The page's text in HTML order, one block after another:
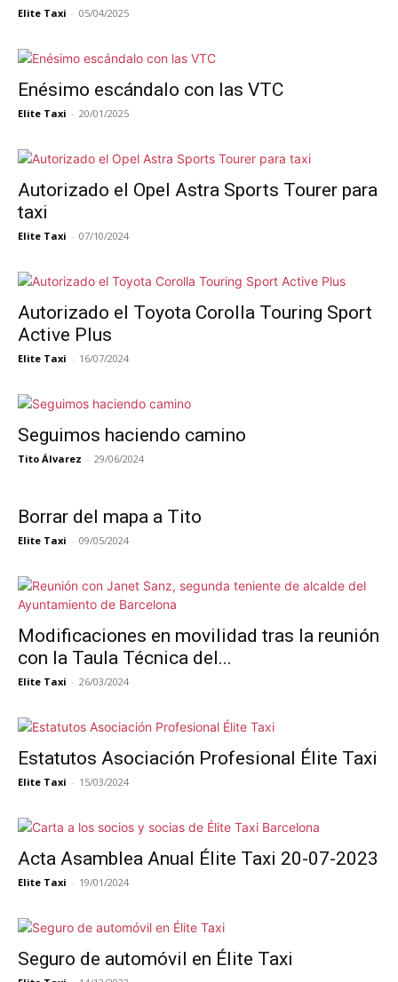
Elite Taxi - 05/04/2025
Enésimo escándalo con las VTC
Elite Taxi - 20/01/2025
Autorizado el Opel Astra Sports Tourer para
taxi
Elite Taxi - 07/10/2024
Autorizado el Toyota Corolla Touring Sport
Active Plus
Elite Taxi - 16/07/2024
Seguimos haciendo camino
Tito Álvarez - 29/06/2024
Borrar del mapa a Tito
Elite Taxi - 09/05/2024
Modificaciones en movilidad tras la reunión
con la Taula Técnica del...
Elite Taxi - 26/03/2024
Estatutos Asociación Profesional Élite Taxi
Elite Taxi - 15/03/2024
Acta Asamblea Anual Élite Taxi 20-07-2023
Elite Taxi - 19/01/2024
Seguro de automóvil en Élite Taxi